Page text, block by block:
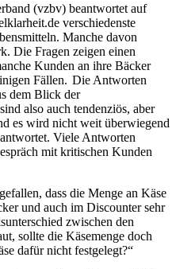
(vzbv) beantwortet auf
verschiedenste
Manche davon
Die Fragen zeigen einen
Kunden an ihre Bäcker
Fällen. Die Antworten
dem Blick der
also auch tendenziös, aber
es wird nicht weit überwiegend
Viele Antworten
mit kritischen Kunden
dass die Menge an Käse
und auch im Discounter sehr
zwischen den
sollte die Käsemenge doch
dafür nicht festgelegt?“